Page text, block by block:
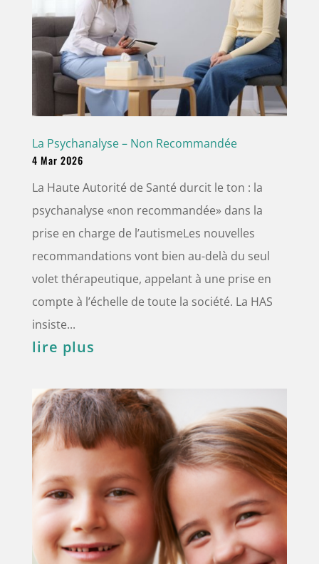
La Psychanalyse – Non Recommandée
4 Mar 2026
La Haute Autorité de Santé durcit le ton : la
psychanalyse «non recommandée» dans la
prise en charge de l’autismeLes nouvelles
recommandations vont bien au-delà du seul
volet thérapeutique, appelant à une prise en
compte à l’échelle de toute la société. La HAS
insiste...
lire plus